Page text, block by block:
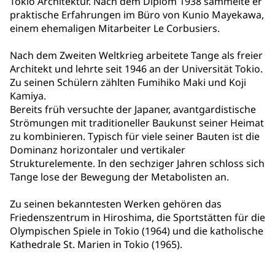
praktische Erfahrungen im Büro von Kunio Mayekawa,
einem ehemaligen Mitarbeiter Le Corbusiers.
Nach dem Zweiten Weltkrieg arbeitete Tange als freier
Architekt und lehrte seit 1946 an der Universität Tokio.
Zu seinen Schülern zählten Fumihiko Maki und Koji
Kamiya.
Bereits früh versuchte der Japaner, avantgardistische
Strömungen mit traditioneller Baukunst seiner Heimat
zu kombinieren. Typisch für viele seiner Bauten ist die
Dominanz horizontaler und vertikaler
Strukturelemente. In den sechziger Jahren schloss sich
Tange lose der Bewegung der Metabolisten an.
Zu seinen bekanntesten Werken gehören das
Friedenszentrum in Hiroshima, die Sportstätten für die
Olympischen Spiele in Tokio (1964) und die katholische
Kathedrale St. Marien in Tokio (1965).